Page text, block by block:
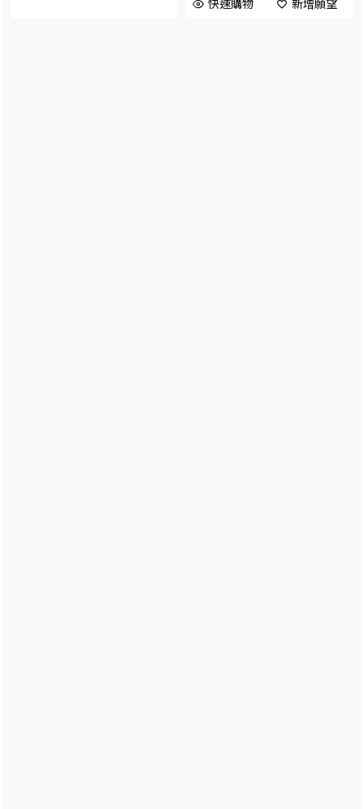
快速購物
新增願望